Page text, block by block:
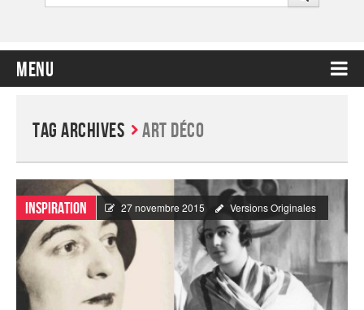
Menu
Tag Archives Art déco
Inspiration 27 novembre 2015 Versions Originales